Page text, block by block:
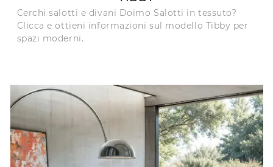
Cerchi salotti e divani Doimo Salotti in tessuto?
Clicca e ottieni informazioni sul modello Tibby per
spazi moderni.